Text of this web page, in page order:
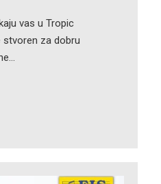
vas u Tropic
stvoren za dobru